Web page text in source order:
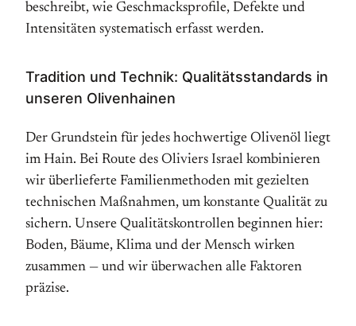
beschreibt, wie Geschmacksprofile, Defekte und
Intensitäten systematisch erfasst werden.
Tradition und Technik: Qualitätsstandards in
unseren Olivenhainen
Der Grundstein für jedes hochwertige Olivenöl liegt
im Hain. Bei Route des Oliviers Israel kombinieren
wir überlieferte Familienmethoden mit gezielten
technischen Maßnahmen, um konstante Qualität zu
sichern. Unsere Qualitätskontrollen beginnen hier:
Boden, Bäume, Klima und der Mensch wirken
zusammen — und wir überwachen alle Faktoren
präzise.